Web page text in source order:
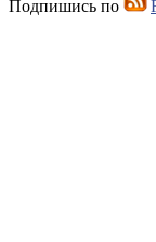
Подпишись по